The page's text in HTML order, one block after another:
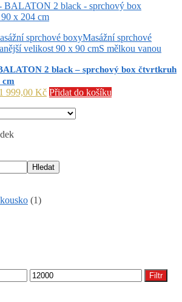
sprchové boxyMasážní sprchové
velikost 90 x 90 cmS mělkou vanou
2 black – sprchový box čtvrtkruh
cm
Kč.
999,00 KčAktuální
Přidat do košíku
Hledat
(1)
Maximální
cena
Filtr